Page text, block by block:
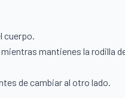
cuerpo.
mantienes la rodilla
de cambiar al otro lado.